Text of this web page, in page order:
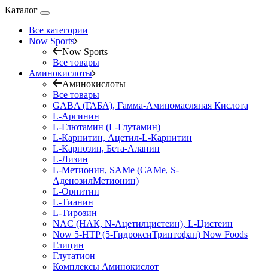
Каталог
Все категории
Now Sports
Now Sports
Все товары
Аминокислоты
Аминокислоты
Все товары
GABA (ГАБА), Гамма-Аминомасляная Кислота
L-Аргинин
L-Глютамин (L-Глутамин)
L-Карнитин, Ацетил-L-Карнитин
L-Карнозин, Бета-Аланин
L-Лизин
L-Метионин, SAMe (САМе, S-
АденозилМетионин)
L-Орнитин
L-Тианин
L-Тирозин
NAC (НАК, N-Ацетилцистеин), L-Цистеин
Now 5-HTP (5-ГидроксиТриптофан) Now Foods
Глицин
Глутатион
Комплексы Аминокислот